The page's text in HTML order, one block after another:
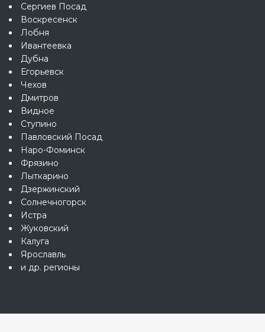
Сергиев Посад
Воскресенск
Лобня
Ивантеевка
Дубна
Егорьевск
Чехов
Дмитров
Видное
Ступино
Павловский Посад
Наро-Фоминск
Фрязино
Лыткарино
Дзержинский
Солнечногорск
Истра
Жуковский
Калуга
Ярославль
и др. регионы